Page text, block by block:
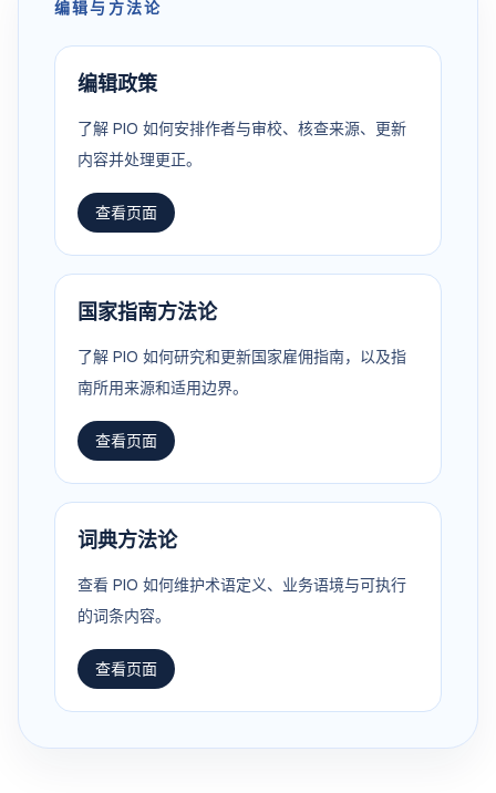
编辑与方法论
编辑政策
了解 PIO 如何安排作者与审校、核查来源、更新
内容并处理更正。
查看页面
国家指南方法论
了解 PIO 如何研究和更新国家雇佣指南，以及指
南所用来源和适用边界。
查看页面
词典方法论
查看 PIO 如何维护术语定义、业务语境与可执行
的词条内容。
查看页面